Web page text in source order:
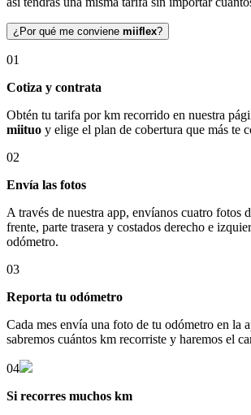
¿Por qué me conviene miiflex?
01
Cotiza y contrata
Obtén tu tarifa por km recorrido en nuestra
miituo y elige el plan de cobertura que más te
02
Envía las fotos
A través de nuestra app, envíanos cuatro fotos
frente, parte trasera y costados derecho e
odómetro.
03
Reporta tu odómetro
Cada mes envía una foto de tu odómetro en la
sabremos cuántos km recorriste y haremos el
04
Si recorres muchos km